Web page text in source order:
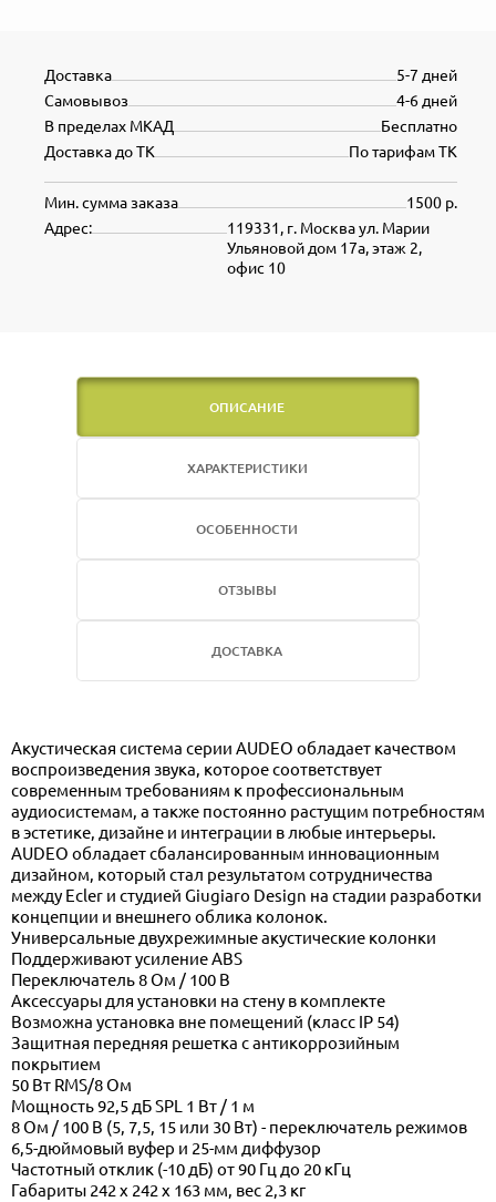
5-7 дней
Доставка
4-6 дней
Самовывоз
Бесплатно
В пределах МКАД
По тарифам ТК
Доставка до ТК
1500 р.
Мин. сумма заказа
119331, г. Москва ул. Марии
Ульяновой дом 17а, этаж 2,
офис 10
Адрес:
ОПИСАНИЕ
ХАРАКТЕРИСТИКИ
ОСОБЕННОСТИ
ОТЗЫВЫ
ДОСТАВКА
Акустическая система серии AUDEO обладает качеством
воспроизведения звука, которое соответствует
современным требованиям к профессиональным
аудиосистемам, а также постоянно растущим потребностям
в эстетике, дизайне и интеграции в любые интерьеры.
AUDEO обладает сбалансированным инновационным
дизайном, который стал результатом сотрудничества
между Ecler и студией Giugiaro Design на стадии разработки
концепции и внешнего облика колонок.
Универсальные двухрежимные акустические колонки
Поддерживают усиление ABS
Переключатель 8 Ом / 100 В
Аксессуары для установки на стену в комплекте
Возможна установка вне помещений (класс IP 54)
Защитная передняя решетка с антикоррозийным
покрытием
50 Вт RMS/8 Ом
Мощность 92,5 дБ SPL 1 Вт / 1 м
8 Ом / 100 В (5, 7,5, 15 или 30 Вт) - переключатель режимов
6,5-дюймовый вуфер и 25-мм диффузор
Частотный отклик (-10 дБ) от 90 Гц до 20 кГц
Габариты 242 x 242 x 163 мм, вес 2,3 кг